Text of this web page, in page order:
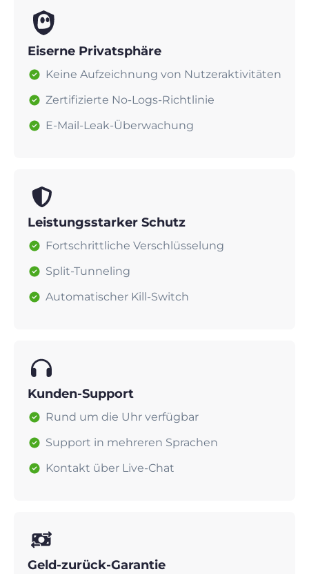
Eiserne Privatsphäre
Keine Aufzeichnung von Nutzeraktivitäten
Zertifizierte No-Logs-Richtlinie
E-Mail-Leak-Überwachung
Leistungsstarker Schutz
Fortschrittliche Verschlüsselung
Split-Tunneling
Automatischer Kill-Switch
Kunden-Support
Rund um die Uhr verfügbar
Support in mehreren Sprachen
Kontakt über Live-Chat
Geld-zurück-Garantie